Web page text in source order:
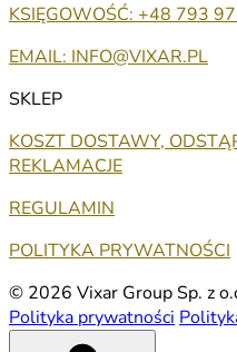
KSIĘGOWOŚĆ: +48 793
EMAIL: INFO@VIXAR.PL
SKLEP
KOSZT DOSTAWY,
REKLAMACJE
REGULAMIN
POLITYKA PRYWATNOŚCI
© 2026 Vixar Group Sp. z
Polityka prywatności